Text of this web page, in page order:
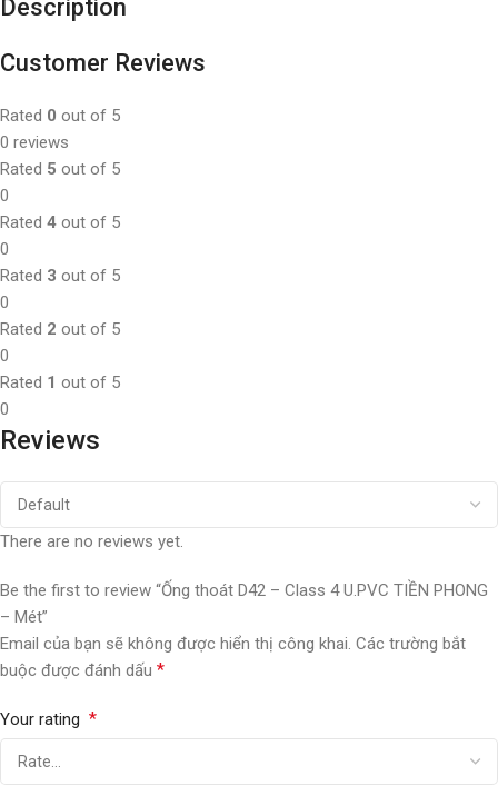
Description
Customer Reviews
Rated 0 out of 5
0 reviews
Rated 5 out of 5
0
Rated 4 out of 5
0
Rated 3 out of 5
0
Rated 2 out of 5
0
Rated 1 out of 5
0
Reviews
There are no reviews yet.
Be the first to review “Ống thoát D42 – Class 4 U.PVC TIỀN PHONG
– Mét”
Email của bạn sẽ không được hiển thị công khai. Các trường bắt
buộc được đánh dấu *
Your rating *